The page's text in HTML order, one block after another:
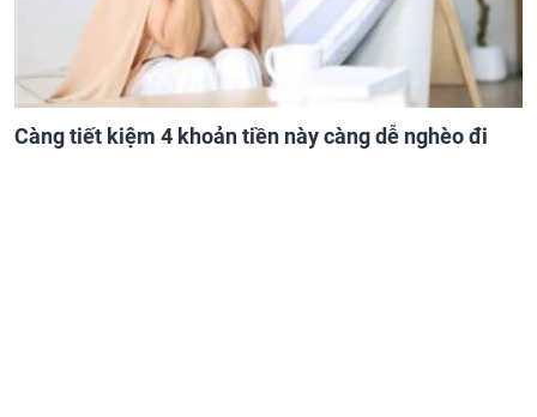
Càng tiết kiệm 4 khoản tiền này càng dễ nghèo đi